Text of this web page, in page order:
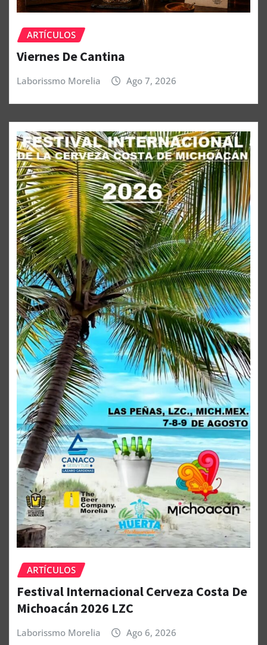
ARTÍCULOS
Viernes De Cantina
Laborissmo Morelia Ago 7, 2026
ARTÍCULOS
Festival Internacional Cerveza Costa De
Michoacán 2026 LZC
Laborissmo Morelia Ago 6, 2026